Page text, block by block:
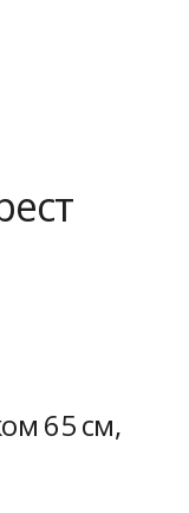
65 см,